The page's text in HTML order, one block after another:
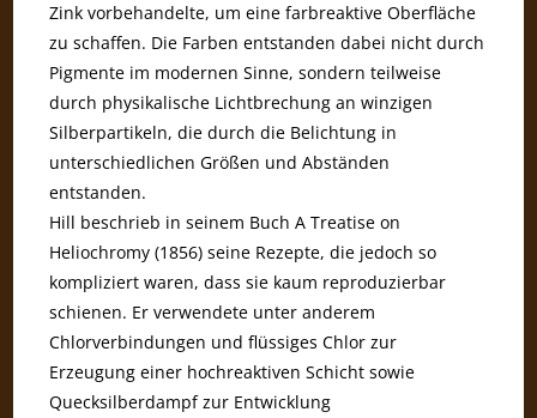
Zink vorbehandelte, um eine farbreaktive Oberfläche
zu schaffen. Die Farben entstanden dabei nicht durch
Pigmente im modernen Sinne, sondern teilweise
durch physikalische Lichtbrechung an winzigen
Silberpartikeln, die durch die Belichtung in
unterschiedlichen Größen und Abständen
entstanden.
Hill beschrieb in seinem Buch A Treatise on
Heliochromy (1856) seine Rezepte, die jedoch so
kompliziert waren, dass sie kaum reproduzierbar
schienen. Er verwendete unter anderem
Chlorverbindungen und flüssiges Chlor zur
Erzeugung einer hochreaktiven Schicht sowie
Quecksilberdampf zur Entwicklung